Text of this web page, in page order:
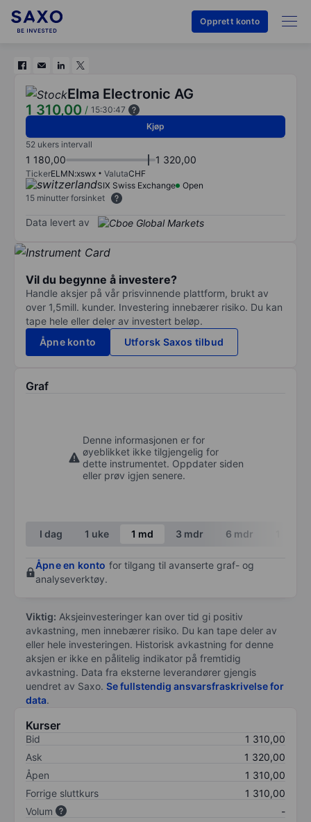
Opprett konto
Elma Electronic AG
1 310,00 / 15:30:47
Kjøp
52 ukers intervall
1 180,00 1 320,00
TickerELMN:xswx ValutaCHF
SIX Swiss Exchange
Open
15 minutter forsinket
Data levert av
Vil du begynne å investere?
Handle aksjer på vår prisvinnende plattform, brukt av
over 1,5mill. kunder. Investering innebærer risiko. Du kan
tape hele eller deler av investert beløp.
Åpne konto
Utforsk Saxos tilbud
Graf
Denne informasjonen er for
øyeblikket ikke tilgjengelig for
dette instrumentet. Oppdater siden
eller prøv igjen senere.
I dag 1 uke 1 md 3 mdr 6 mdr
Åpne en konto for tilgang til avanserte graf- og
analyseverktøy.
Viktig: Aksjeinvesteringer kan over tid gi positiv
avkastning, men innebærer risiko. Du kan tape deler av
eller hele investeringen. Historisk avkastning for denne
aksjen er ikke en pålitelig indikator på fremtidig
avkastning. Data fra eksterne leverandører gjengis
uendret av Saxo. Se fullstendig ansvarsfraskrivelse for
data.
Kurser
Bid
1 310,00
Ask
1 320,00
Åpen
1 310,00
Forrige sluttkurs
1 310,00
Volum
-